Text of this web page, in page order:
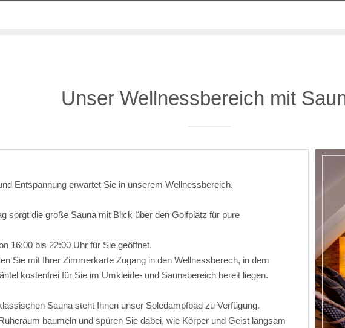
Unser Wellnessbereich mit
Entspannung erwartet Sie in unserem Wellnessbereich.
sorgt die große Sauna mit Blick über den Golfplatz für pure
16:00 bis 22:00 Uhr für Sie geöffnet.
Sie mit Ihrer Zimmerkarte Zugang in den Wellnessberech, in dem
kostenfrei für Sie im Umkleide- und Saunabereich bereit liegen.
Sauna steht Ihnen unser Soledampfbad zu Verfügung.
baumeln und spüren Sie dabei, wie Körper und Geist langsam